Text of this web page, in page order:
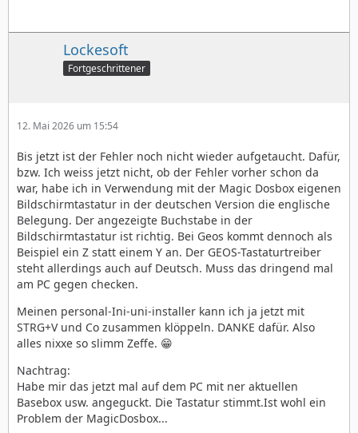
Lockesoft
Fortgeschrittener
12. Mai 2026 um 15:54
Bis jetzt ist der Fehler noch nicht wieder aufgetaucht. Dafür,
bzw. Ich weiss jetzt nicht, ob der Fehler vorher schon da
war, habe ich in Verwendung mit der Magic Dosbox eigenen
Bildschirmtastatur in der deutschen Version die englische
Belegung. Der angezeigte Buchstabe in der
Bildschirmtastatur ist richtig. Bei Geos kommt dennoch als
Beispiel ein Z statt einem Y an. Der GEOS-Tastaturtreiber
steht allerdings auch auf Deutsch. Muss das dringend mal
am PC gegen checken.
Meinen personal-Ini-uni-installer kann ich ja jetzt mit
STRG+V und Co zusammen klöppeln. DANKE dafür. Also
alles nixxe so slimm Zeffe. 😁
Nachtrag:
Habe mir das jetzt mal auf dem PC mit ner aktuellen
Basebox usw. angeguckt. Die Tastatur stimmt.Ist wohl ein
Problem der MagicDosbox...